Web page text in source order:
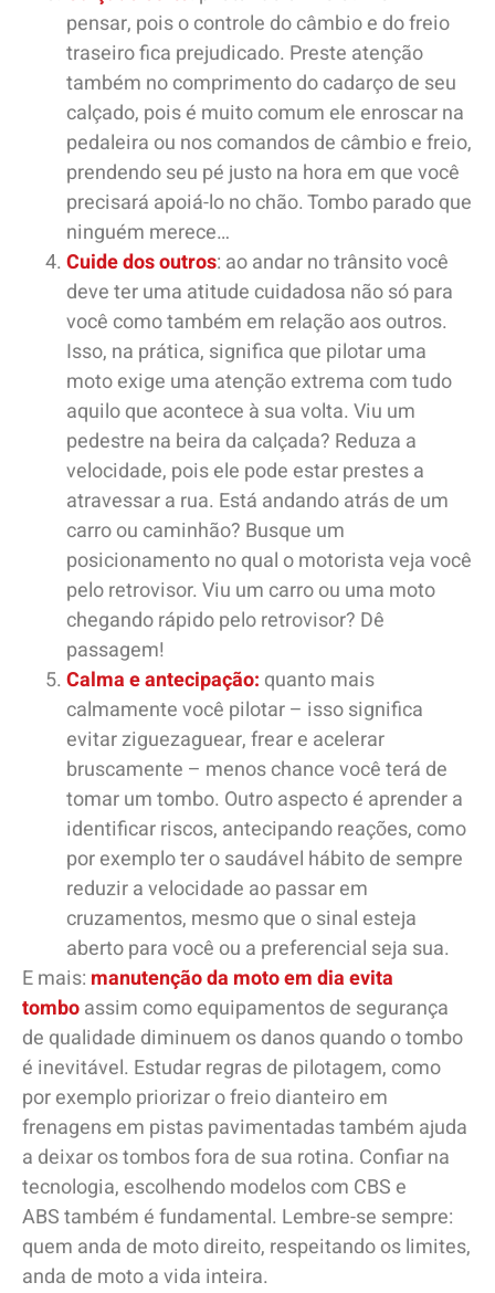
pensar, pois o controle do câmbio e do freio
traseiro fica prejudicado. Preste atenção
também no comprimento do cadarço de seu
calçado, pois é muito comum ele enroscar na
pedaleira ou nos comandos de câmbio e freio,
prendendo seu pé justo na hora em que você
precisará apoiá-lo no chão. Tombo parado que
ninguém merece…
Cuide dos outros: ao andar no trânsito você
deve ter uma atitude cuidadosa não só para
você como também em relação aos outros.
Isso, na prática, significa que pilotar uma
moto exige uma atenção extrema com tudo
aquilo que acontece à sua volta. Viu um
pedestre na beira da calçada? Reduza a
velocidade, pois ele pode estar prestes a
atravessar a rua. Está andando atrás de um
carro ou caminhão? Busque um
posicionamento no qual o motorista veja você
pelo retrovisor. Viu um carro ou uma moto
chegando rápido pelo retrovisor? Dê
passagem!
Calma e antecipação: quanto mais
calmamente você pilotar – isso significa
evitar ziguezaguear, frear e acelerar
bruscamente – menos chance você terá de
tomar um tombo. Outro aspecto é aprender a
identificar riscos, antecipando reações, como
por exemplo ter o saudável hábito de sempre
reduzir a velocidade ao passar em
cruzamentos, mesmo que o sinal esteja
aberto para você ou a preferencial seja sua.
E mais: manutenção da moto em dia evita
tomboassim como equipamentos de segurança
de qualidade diminuem os danos quando o tombo
é inevitável. Estudar regras de pilotagem, como
por exemplo priorizar o freio dianteiro em
frenagens em pistas pavimentadas também ajuda
a deixar os tombos fora de sua rotina. Confiar na
tecnologia, escolhendo modelos com CBS e
ABS também é fundamental. Lembre-se sempre:
quem anda de moto direito, respeitando os limites,
anda de moto a vida inteira.